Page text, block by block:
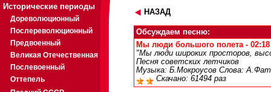
Исторические периоды
Дореволюционный
Послереволюционный
Предвоенный
Великая Отечественная
Послевоенный
Оттепель
НАЗАД
Обсуждаем песню:
Мы люди большого полета - 02:18
"Мы люди широких просторов,
Песня советских летчиков
Музыка: Б.Мокроусов Слова:
Скачано: 61494 раз